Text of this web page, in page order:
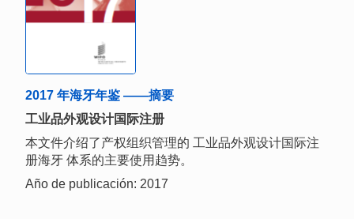
2017 年海牙年鉴 ——摘要
工业品外观设计国际注册
本文件介绍了产权组织管理的 工业品外观设计国际注
册海牙 体系的主要使用趋势。
Año de publicación: 2017